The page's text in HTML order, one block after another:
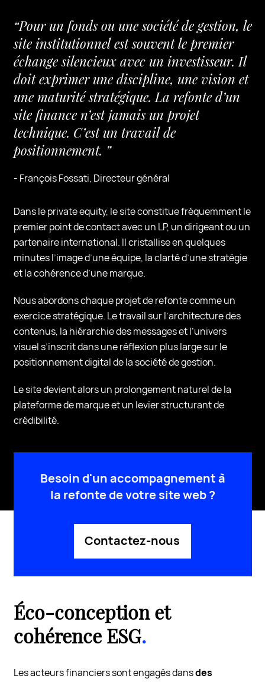
“Pour un fonds ou une société de gestion, le
site institutionnel est souvent le premier
échange silencieux avec un investisseur. Il
doit exprimer une discipline, une vision et
une maturité stratégique. La refonte d’un
site finance n’est jamais un projet
technique. C’est un travail de
positionnement. ”
- François Fossati, Directeur général
Dans le private equity, le site constitue fréquemment le
premier point de contact avec un LP, un dirigeant ou un
partenaire international. Il cristallise en quelques
minutes l’image d’une équipe, la clarté d’une stratégie
et la cohérence d’une marque.
Nous abordons chaque projet de refonte comme un
exercice stratégique. Le travail sur l’architecture des
contenus, la hiérarchie des messages et l’univers
visuel s’inscrit dans une réflexion plus large sur le
positionnement digital de la société de gestion.
Le site devient alors un prolongement naturel de la
plateforme de marque et un levier structurant de
crédibilité.
Besoin d'un accompagnement à
la refonte de votre site web ?
Contactez-nous
Éco-conception et
cohérence ESG.
Les acteurs financiers sont engagés dansdes